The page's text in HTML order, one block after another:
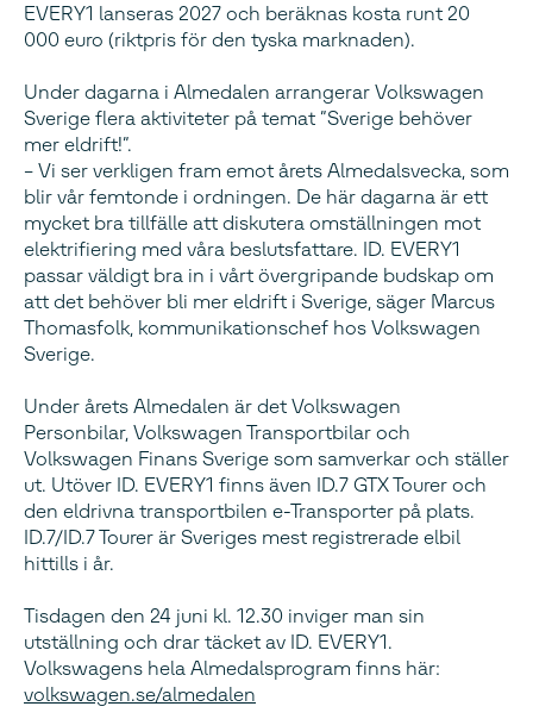
EVERY1 lanseras 2027 och beräknas kosta runt 20
000 euro (riktpris för den tyska marknaden).
Under dagarna i Almedalen arrangerar Volkswagen
Sverige flera aktiviteter på temat ”Sverige behöver
mer eldrift!”.
– Vi ser verkligen fram emot årets Almedalsvecka, som
blir vår femtonde i ordningen. De här dagarna är ett
mycket bra tillfälle att diskutera omställningen mot
elektrifiering med våra beslutsfattare. ID. EVERY1
passar väldigt bra in i vårt övergripande budskap om
att det behöver bli mer eldrift i Sverige, säger Marcus
Thomasfolk, kommunikationschef hos Volkswagen
Sverige.
Under årets Almedalen är det Volkswagen
Personbilar, Volkswagen Transportbilar och
Volkswagen Finans Sverige som samverkar och ställer
ut. Utöver ID. EVERY1 finns även ID.7 GTX Tourer och
den eldrivna transportbilen e-Transporter på plats.
ID.7/ID.7 Tourer är Sveriges mest registrerade elbil
hittills i år.
Tisdagen den 24 juni kl. 12.30 inviger man sin
utställning och drar täcket av ID. EVERY1.
Volkswagens hela Almedalsprogram finns här:
volkswagen.se/almedalen